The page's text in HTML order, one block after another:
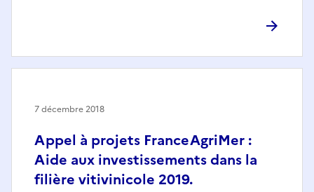
Appel à projets FranceAgriMer :
Aide aux investissements dans la
filière vitivinicole 2019.
7 décembre 2018